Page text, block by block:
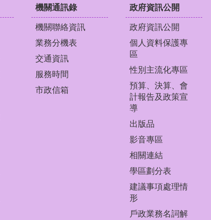
機關通訊錄
機關聯絡資訊
業務分機表
交通資訊
服務時間
市政信箱
政府資訊公開
政府資訊公開
個人資料保護專
區
性別主流化專區
預算、決算、會
計報告及政策宣
導
出版品
影音專區
相關連結
學區劃分表
建議事項處理情
形
戶政業務名詞解